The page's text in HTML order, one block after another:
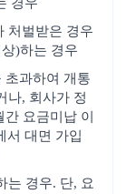
처벌받은 경우
)하는 경우
초과하여 개통
나, 회사가 정
요금미납 이
서 대면 가입
는 경우. 단, 요